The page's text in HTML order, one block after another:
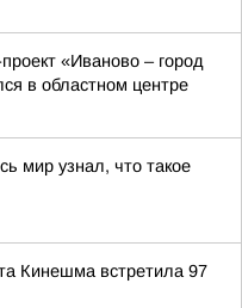
«Иваново – город
в областном центре
мир узнал, что такое
Кинешма встретила 97